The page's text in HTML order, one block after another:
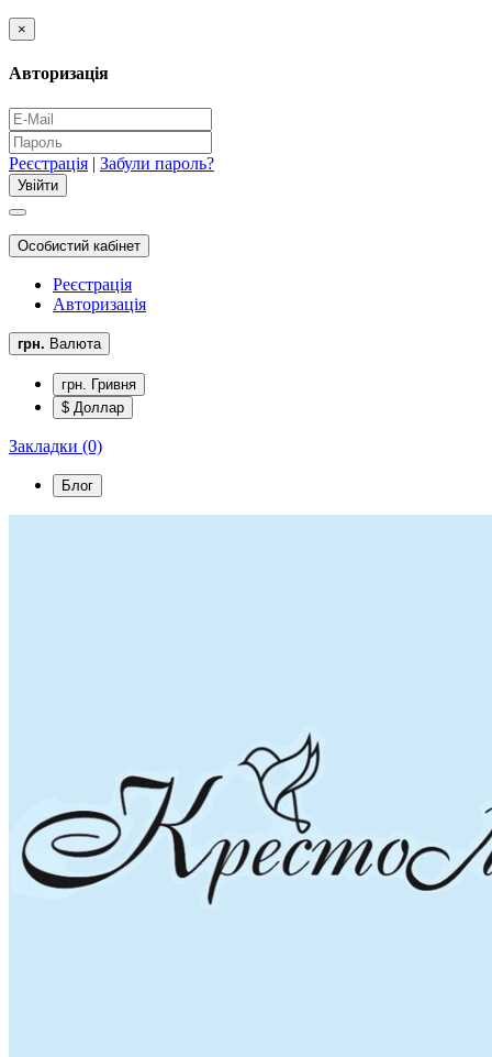
×
Авторизація
Реєстрація | Забули пароль?
Особистий кабінет
Реєстрація
Авторизація
грн. Валюта
грн. Гривня
$ Доллар
Закладки (0)
Блог